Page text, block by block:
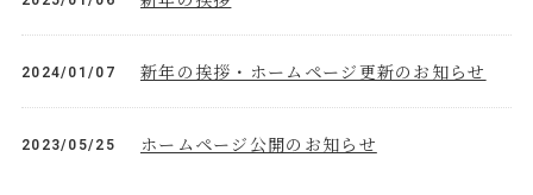
2024/01/07 新年の挨拶・ホームページ更新のお知らせ
2023/05/25 ホームページ公開のお知らせ